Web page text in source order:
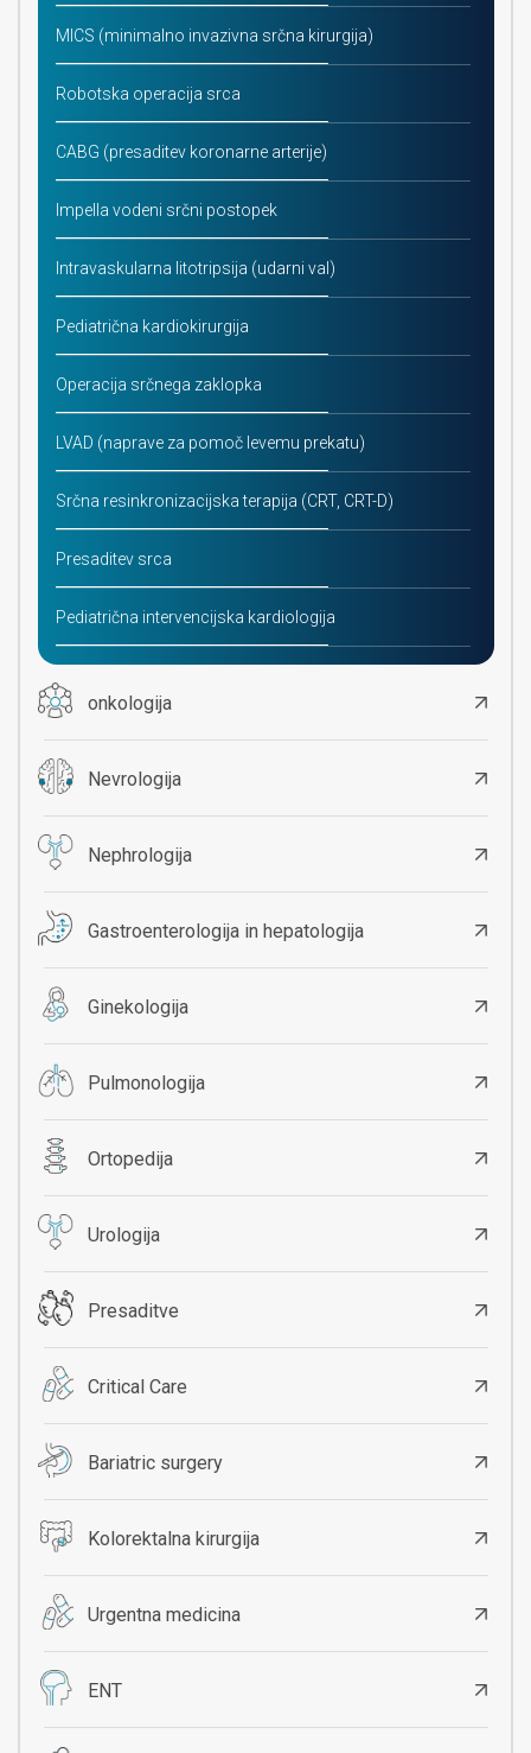
MICS (minimalno invazivna srčna kirurgija)
Robotska operacija srca
CABG (presaditev koronarne arterije)
Impella vodeni srčni postopek
Intravaskularna litotripsija (udarni val)
Pediatrična kardiokirurgija
Operacija srčnega zaklopka
LVAD (naprave za pomoč levemu prekatu)
Srčna resinkronizacijska terapija (CRT, CRT-D)
Presaditev srca
Pediatrična intervencijska kardiologija
onkologija
Nevrologija
Nephrologija
Gastroenterologija in hepatologija
Ginekologija
Pulmonologija
Ortopedija
Urologija
Presaditve
Critical Care
Bariatric surgery
Kolorektalna kirurgija
Urgentna medicina
ENT